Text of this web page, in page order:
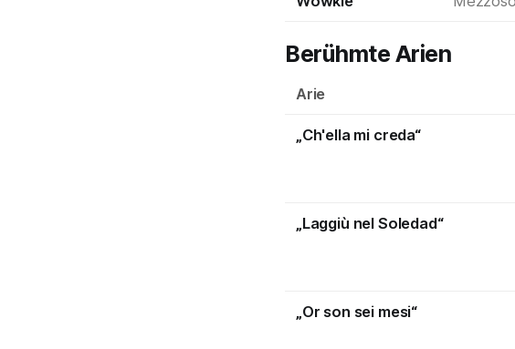
Berühmte Arien
Arie
„Ch'ella mi creda“
„Laggiù nel Soledad“
„Or son sei mesi“